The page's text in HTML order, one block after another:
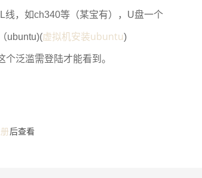
线，如ch340等（某宝有）， U盘一个
ubuntu)(虚拟机安装ubuntu)
个泛滥需登陆才能看到。
后查看